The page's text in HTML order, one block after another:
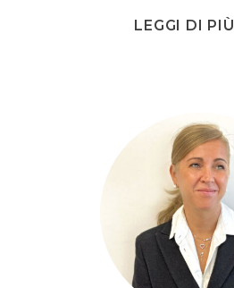
LEGGI DI PIÙ